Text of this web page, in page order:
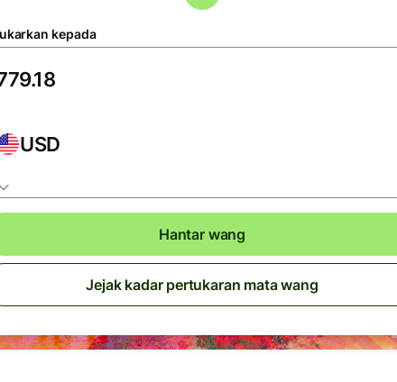
kepada
USD
Hantar wang
Jejak kadar pertukaran mata wang